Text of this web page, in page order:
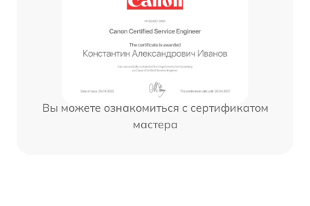
Вы можете ознакомиться с сертификатом
мастера